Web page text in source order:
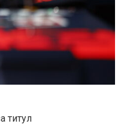
титул